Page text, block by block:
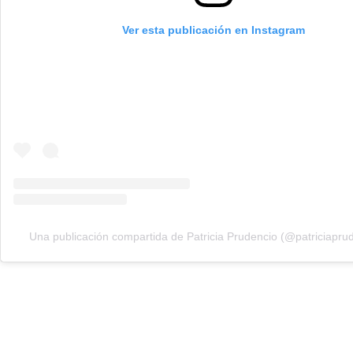
Ver esta publicación en Instagram
Una publicación compartida de Patricia Prudencio